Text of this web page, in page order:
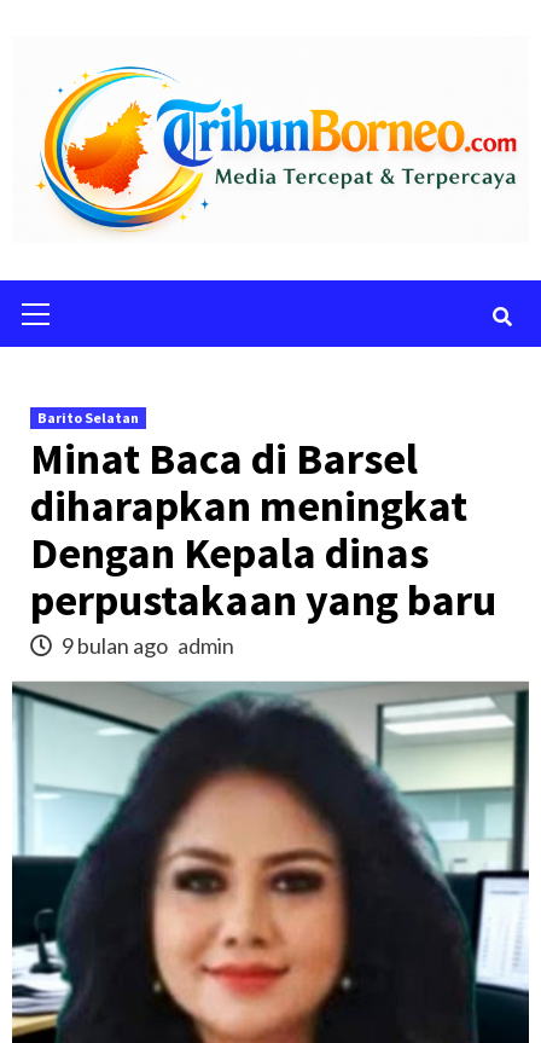
content
Menu
Barito Selatan
Minat Baca di Barsel
diharapkan meningkat
Dengan Kepala dinas
perpustakaan yang baru
9 bulan ago admin